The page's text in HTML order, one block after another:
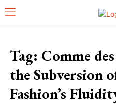
Tag: Comme
the Subversion
Fashion’s